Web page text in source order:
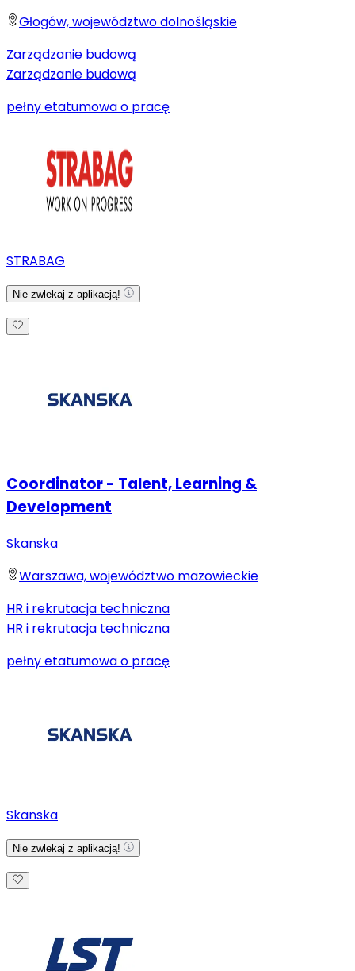
Głogów, województwo dolnośląskie
Zarządzanie budową
Zarządzanie budową
pełny etatumowa o pracę
STRABAG
Nie zwlekaj z aplikacją!
Coordinator - Talent, Learning &
Development
Skanska
Warszawa, województwo mazowieckie
HR i rekrutacja techniczna
HR i rekrutacja techniczna
pełny etatumowa o pracę
Skanska
Nie zwlekaj z aplikacją!